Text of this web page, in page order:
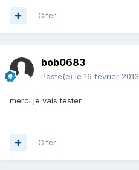
Citer
bob0683
Posté(e) le 16 février 2013
merci je vais tester
Citer